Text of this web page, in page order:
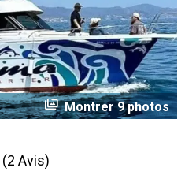
perm_media Montrer 9 photos
(2 Avis)